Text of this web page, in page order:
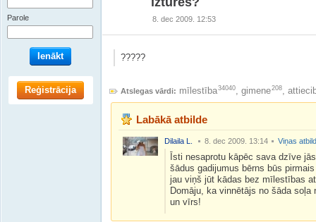
8. dec 2009. 12:53
?????
Atslegas vārdi: mīlestība34040, gimene208,
Labākā atbilde
Dilaila L. 8. dec 2009. 13:14 Viņas
Īsti nesaprotu kāpēc sava dzīve
šādus gadijumus bērns būs
jau viņš jūt kādas bez mīlestības
Domāju, ka vinnētājs no šāda
un vīrs!
Parole
Ienākt
Reģistrācija